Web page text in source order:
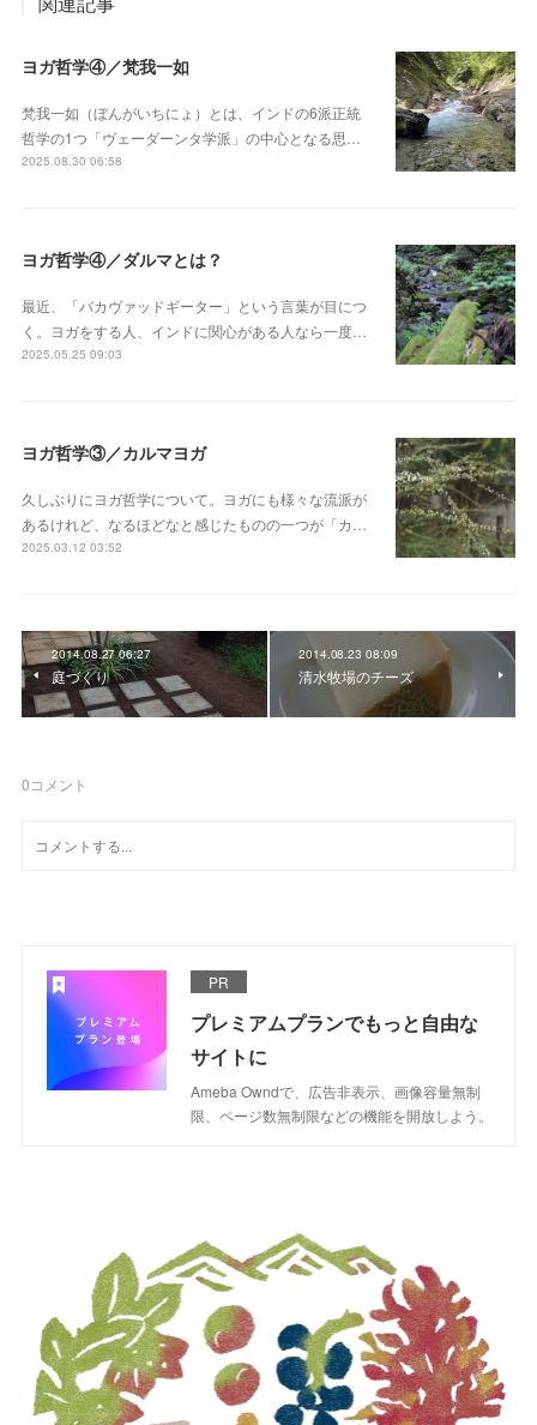
ヨガ哲学④／梵我一如
梵我一如（ぼんがいちにょ）とは、インドの6派正統
哲学の1つ「ヴェーダーンタ学派」の中心となる思…
2025.08.30 06:58
ヨガ哲学④／ダルマとは？
最近、「バカヴァッドギーター」という言葉が目につ
く。ヨガをする人、インドに関心がある人なら一度…
2025.05.25 09:03
ヨガ哲学③／カルマヨガ
久しぶりにヨガ哲学について。ヨガにも様々な流派が
あるけれど、なるほどなと感じたものの一つが「カ…
2025.03.12 03:52
2014.08.27 06:27
庭づくり
2014.08.23 08:09
清水牧場のチーズ
0コメント
PR
プレミアムプランでもっと自由な
サイトに
Ameba Owndで、広告非表示、画像容量無制
限、ページ数無制限などの機能を開放しよう。